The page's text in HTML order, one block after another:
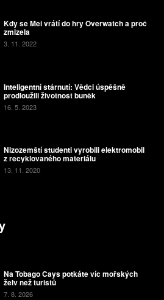
Kdy se Mei vrátí do hry Overwatch a proč
zmizela
3. 11. 2022
Inteligentní stárnutí: Vědci úspěšně
prodloužili životnost buněk
16. 5. 2023
Nizozemští studenti vyrobili elektromobil
z recyklovaného materiálu
13. 11. 2020
Na Tobago Cays potkáte víc mořských
želv než turistů
7. 8. 2026